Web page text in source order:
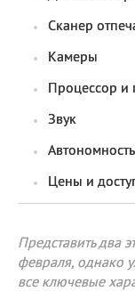
Сканер
Камеры
Процессор и
Звук
Цены и
Представить два
февраля, однако
все ключевые